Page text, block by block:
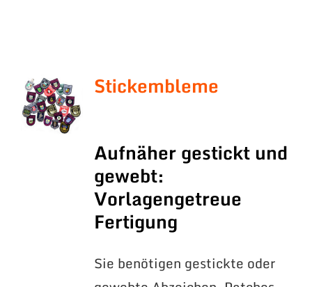
Stickembleme
Aufnäher gestickt und
gewebt:
Vorlagengetreue
Fertigung
Sie benötigen gestickte oder